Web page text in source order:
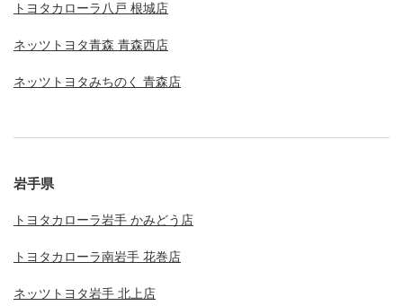
トヨタカローラ八戸 根城店
ネッツトヨタ青森 青森西店
ネッツトヨタみちのく 青森店
岩手県
トヨタカローラ岩手 かみどう店
トヨタカローラ南岩手 花巻店
ネッツトヨタ岩手 北上店